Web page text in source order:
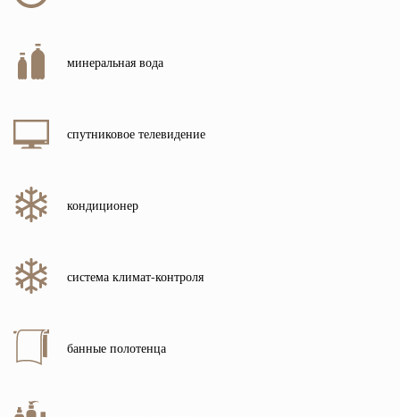
минеральная вода
спутниковое телевидение
кондиционер
система климат-контроля
банные полотенца